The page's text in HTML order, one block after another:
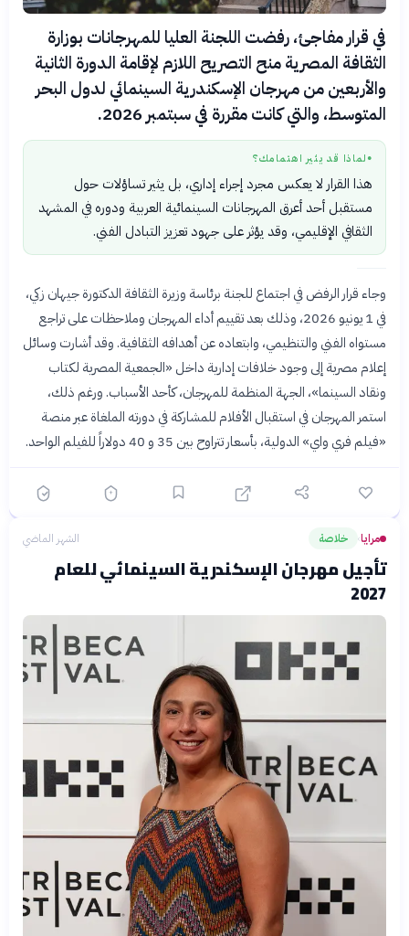
في قرار مفاجئ، رفضت اللجنة العليا للمهرجانات بوزارة
الثقافة المصرية منح التصريح اللازم لإقامة الدورة الثانية
والأربعين من مهرجان الإسكندرية السينمائي لدول البحر
المتوسط، والتي كانت مقررة في سبتمبر 2026.
● لماذا قد يثير اهتمامك؟
هذا القرار لا يعكس مجرد إجراء إداري، بل يثير تساؤلات حول
مستقبل أحد أعرق المهرجانات السينمائية العربية ودوره في المشهد
الثقافي الإقليمي، وقد يؤثر على جهود تعزيز التبادل الفني.
وجاء قرار الرفض في اجتماع للجنة برئاسة وزيرة الثقافة الدكتورة جيهان زكي،
في 1 يونيو 2026، وذلك بعد تقييم أداء المهرجان وملاحظات على تراجع
مستواه الفني والتنظيمي، وابتعاده عن أهدافه الثقافية. وقد أشارت وسائل
إعلام مصرية إلى وجود خلافات إدارية داخل «الجمعية المصرية لكتاب
ونقاد السينما»، الجهة المنظمة للمهرجان، كأحد الأسباب. ورغم ذلك،
استمر المهرجان في استقبال الأفلام للمشاركة في دورته الملغاة عبر منصة
«فيلم فري واي» الدولية، بأسعار تتراوح بين 35 و 40 دولاراً للفيلم الواحد.
مرايا› خلاصة الشهر الماضي
تأجيل مهرجان الإسكندرية السينمائي للعام
2027